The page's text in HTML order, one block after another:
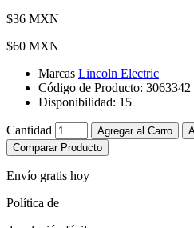
$36 MXN
$60 MXN
Marcas Lincoln Electric
Código de Producto: 3063342
Disponibilidad: 15
Cantidad Agregar al Carro
Comparar Producto
Envío gratis hoy
Política de